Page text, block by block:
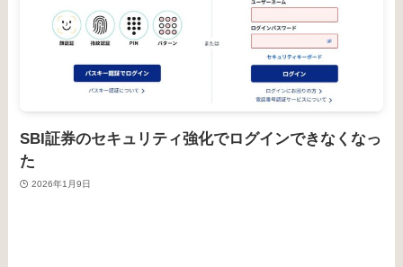
SBI証券のセキュリティ強化でログインできなくなっ
た
2026年1月9日